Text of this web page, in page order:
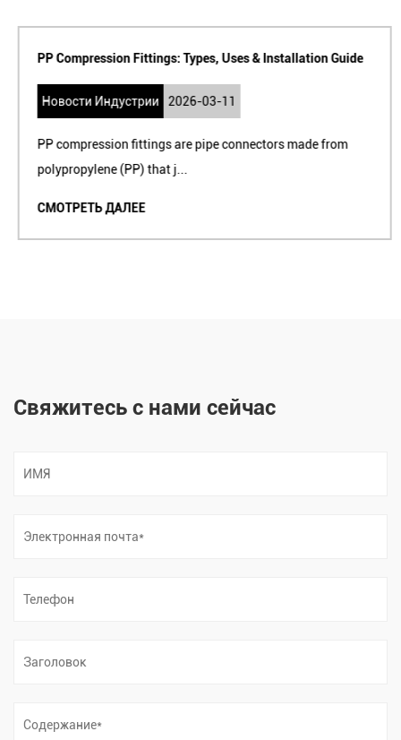
PP Compression Fittings: Types, Uses & Installation Guide
Новости Индустрии 2026-03-11
PP compression fittings are pipe connectors made from
polypropylene (PP) that j...
СМОТРЕТЬ ДАЛЕЕ
Свяжитесь с нами сейчас